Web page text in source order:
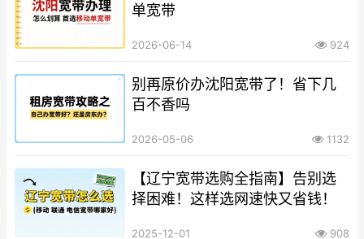
单宽带
2026-06-14 924
别再原价办沈阳宽带了！省下几
百不香吗
2026-05-06 1132
【辽宁宽带选购全指南】告别选
择困难！这样选网速快又省钱！
2025-12-01 908